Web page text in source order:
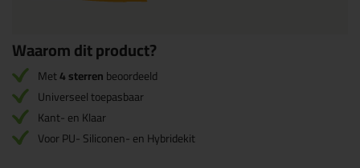
Waarom dit product?
Met4 sterrenbeoordeeld
Universeel toepasbaar
Kant- en Klaar
Voor PU- Siliconen- en Hybridekit